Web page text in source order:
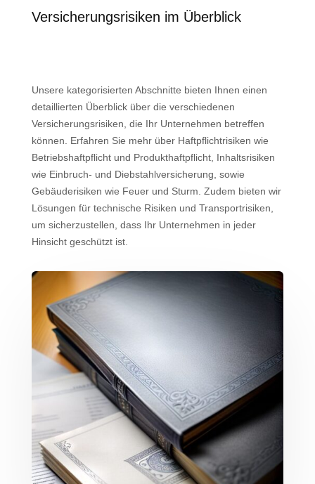
Versicherungsrisiken im Überblick
Unsere kategorisierten Abschnitte bieten Ihnen einen
detaillierten Überblick über die verschiedenen
Versicherungsrisiken, die Ihr Unternehmen betreffen
können. Erfahren Sie mehr über Haftpflichtrisiken wie
Betriebshaftpflicht und Produkthaftpflicht, Inhaltsrisiken
wie Einbruch- und Diebstahlversicherung, sowie
Gebäuderisiken wie Feuer und Sturm. Zudem bieten wir
Lösungen für technische Risiken und Transportrisiken,
um sicherzustellen, dass Ihr Unternehmen in jeder
Hinsicht geschützt ist.